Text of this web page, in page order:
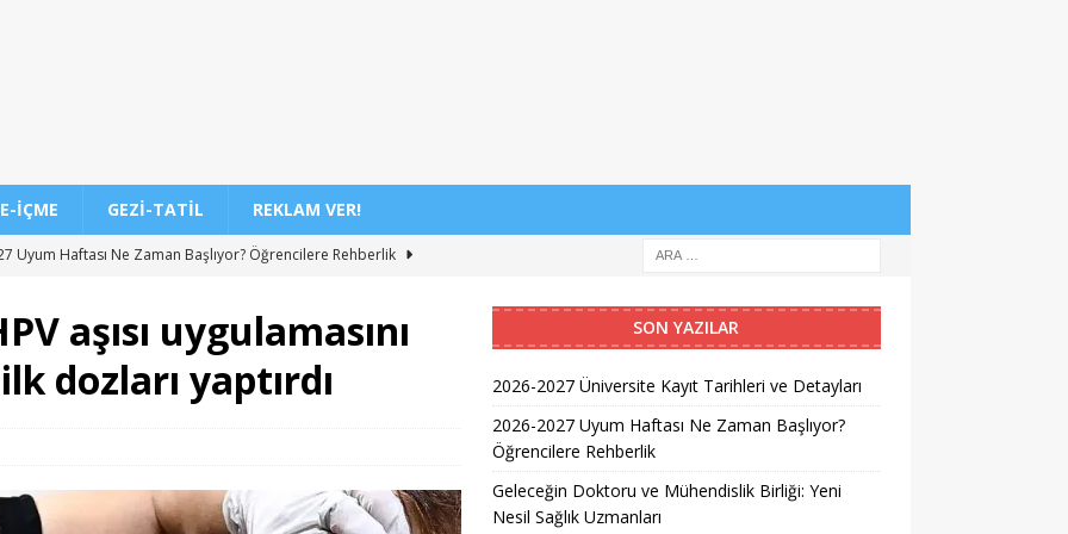
İÇME GEZI-TATIL REKLAM VER!
Uyum Haftası Ne Zaman Başlıyor? Öğrencilere Rehberlik
Doktoru ve Mühendislik Birliği: Yeni Nesil Sağlık Uzmanları
Atama Sonuçlarının Açıklanması
EĞITIM
aşısı uygulamasını
dozları yaptırdı
SON YAZILAR
2026-2027 Üniversite Kayıt Tarihleri ve Detayları
2026-2027 Uyum Haftası Ne Zaman Başlıyor?
Öğrencilere Rehberlik
Geleceğin Doktoru ve Mühendislik Birliği: Yeni
Nesil Sağlık Uzmanları